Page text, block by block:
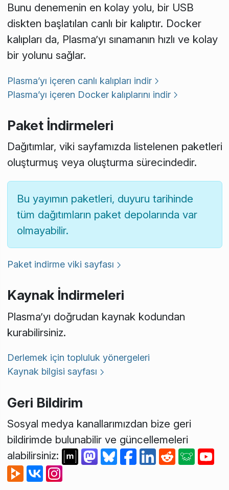
Bunu denemenin en kolay yolu, bir USB
diskten başlatılan canlı bir kalıptır. Docker
kalıpları da, Plasma’yı sınamanın hızlı ve kolay
bir yolunu sağlar.
Plasma’yı içeren canlı kalıpları indir
Plasma’yı içeren Docker kalıplarını indir
Paket İndirmeleri
Dağıtımlar, viki sayfamızda listelenen paketleri
oluşturmuş veya oluşturma sürecindedir.
Bu yayımın paketleri, duyuru tarihinde
tüm dağıtımların paket depolarında var
olmayabilir.
Paket indirme viki sayfası
Kaynak İndirmeleri
Plasma’yı doğrudan kaynak kodundan
kurabilirsiniz.
Derlemek için topluluk yönergeleri
Kaynak bilgisi sayfası
Geri Bildirim
Sosyal medya kanallarımızdan bize geri
bildirimde bulunabilir ve güncellemeleri
alabilirsiniz: